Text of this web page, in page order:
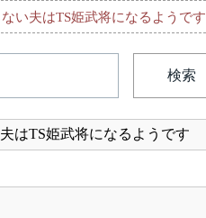
い夫はTS姫武将になるようです
検索
夫はTS姫武将になるようです